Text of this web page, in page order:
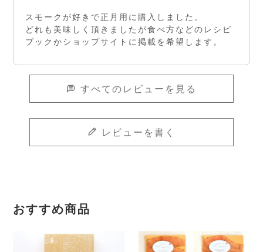
スモークが好きで正月用に購入しました。
どれも美味しく頂きましたが食べ方などのレシピ
ブックかショップサイトに掲載を希望します。
すべてのレビューを見る
レビューを書く
おすすめ商品